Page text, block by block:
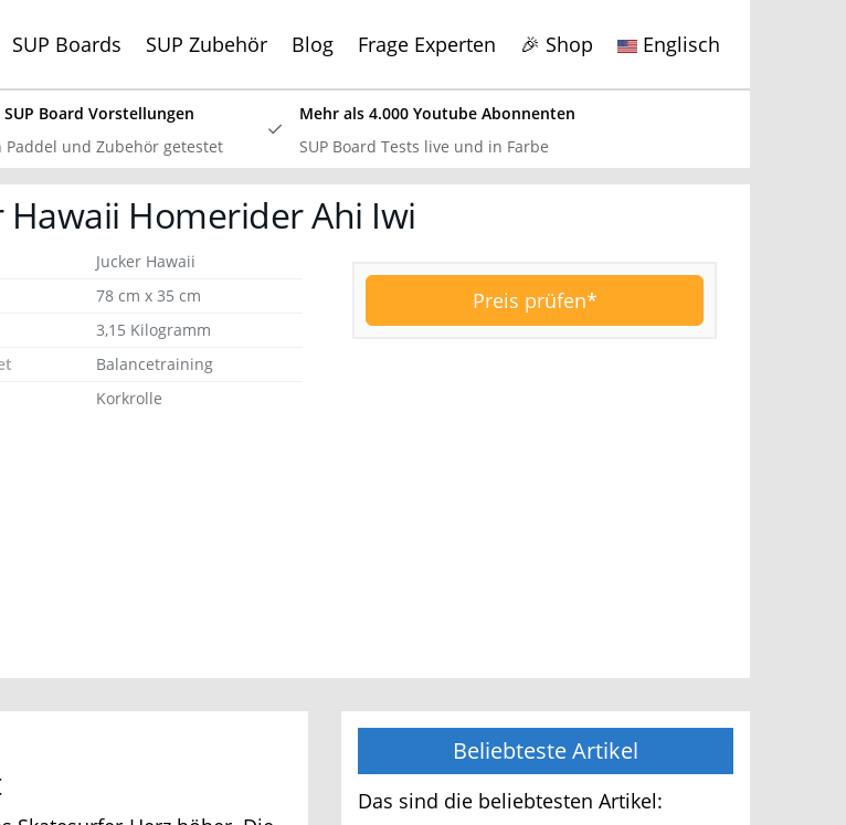
SUP Boards SUP Zubehör Blog Frage Experten 🎉 Shop Englisch
SUP Board Vorstellungen
Paddel und Zubehör getestet
Mehr als 4.000 Youtube Abonnenten
SUP Board Tests live und in Farbe
Hawaii Homerider Ahi Iwi
Preis prüfen*
Jucker Hawaii
78 cm x 35 cm
3,15 Kilogramm
Balancetraining
Korkrolle
Beliebteste Artikel
Das sind die beliebtesten Artikel:
Bluefin Sonderangebote
haben wir alle aktuellen Bluefin Boards getestet
gib es wieder große Bluefin Sonderangebote hier
x